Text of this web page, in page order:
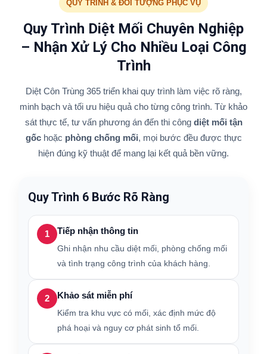
QUY TRÌNH & ĐỐI TƯỢNG PHỤC VỤ
Quy Trình Diệt Mối Chuyên Nghiệp
– Nhận Xử Lý Cho Nhiều Loại Công
Trình
Diệt Côn Trùng 365 triển khai quy trình làm việc rõ ràng,
minh bạch và tối ưu hiệu quả cho từng công trình. Từ khảo
sát thực tế, tư vấn phương án đến thi công diệt mối tận
gốchoặc phòng chống mối, mọi bước đều được thực
hiện đúng kỹ thuật để mang lại kết quả bền vững.
Quy Trình 6 Bước Rõ Ràng
1 Tiếp nhận thông tin
Ghi nhận nhu cầu diệt mối, phòng chống mối
và tình trạng công trình của khách hàng.
2 Khảo sát miễn phí
Kiểm tra khu vực có mối, xác định mức độ
phá hoại và nguy cơ phát sinh tổ mối.